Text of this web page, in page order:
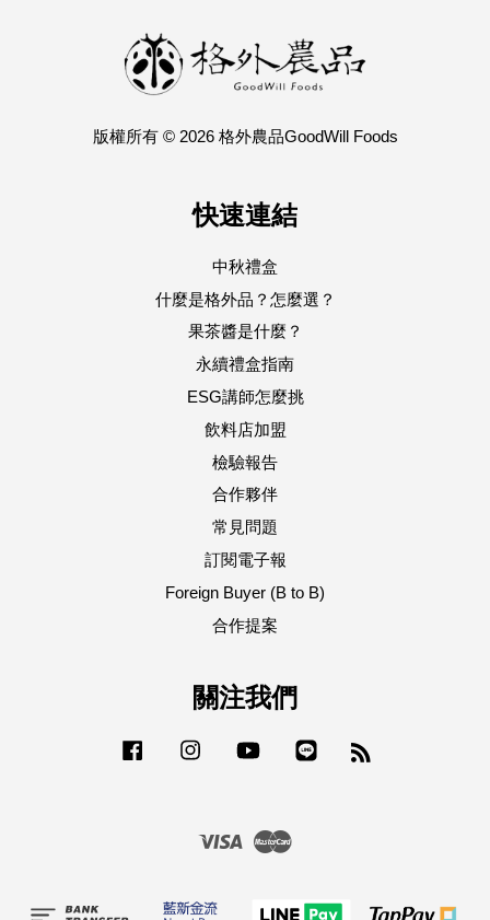
版權所有 © 2026 格外農品GoodWill Foods
快速連結
中秋禮盒
什麼是格外品？怎麼選？
果茶醬是什麼？
永續禮盒指南
ESG講師怎麼挑
飲料店加盟
檢驗報告
合作夥伴
常見問題
訂閱電子報
Foreign Buyer (B to B)
合作提案
關注我們
Facebook Instagram YouTube
Visa